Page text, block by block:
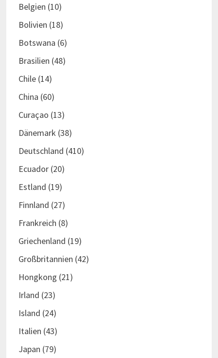
Belgien (10)
Bolivien (18)
Botswana (6)
Brasilien (48)
Chile(14)
China (60)
Curaçao (13)
Dänemark (38)
Deutschland (410)
Ecuador(20)
Estland (19)
Finnland (27)
Frankreich (8)
Griechenland (19)
Großbritannien (42)
Hongkong (21)
Irland (23)
Island (24)
Italien (43)
Japan (79)